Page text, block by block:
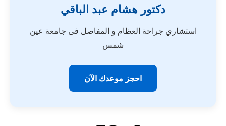
دكتور هشام عبد الباقي
استشاري جراحة العظام و المفاصل فى جامعة عين
شمس
احجز موعدك الآن